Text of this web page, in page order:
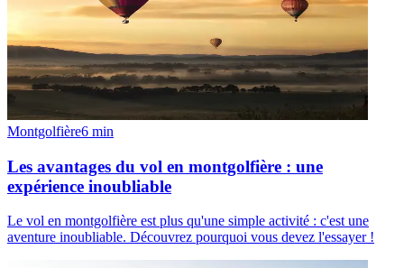
Montgolfière6 min
Les avantages du vol en montgolfière : une
expérience inoubliable
Le vol en montgolfière est plus qu'une simple activité : c'est une
aventure inoubliable. Découvrez pourquoi vous devez l'essayer !